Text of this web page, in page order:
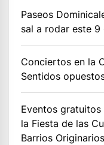
Paseos
sal a rodar este 9
Conciertos en la
Sentidos
Eventos gratuitos
la Fiesta de las
Barrios Originarios